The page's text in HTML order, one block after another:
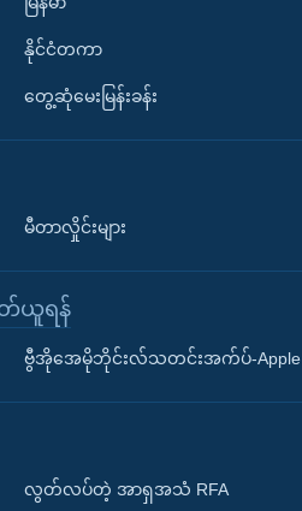
နိုင်ငံတကာ
တွေ့ဆုံမေးမြန်းခန်း
မီတာလှိုင်းများ
တ်ယူရန်
ဗွီအိုအေမိုဘိုင်းလ်သတင်းအက်ပ်-Apple
လွတ်လပ်တဲ့ အာရှအသံ RFA